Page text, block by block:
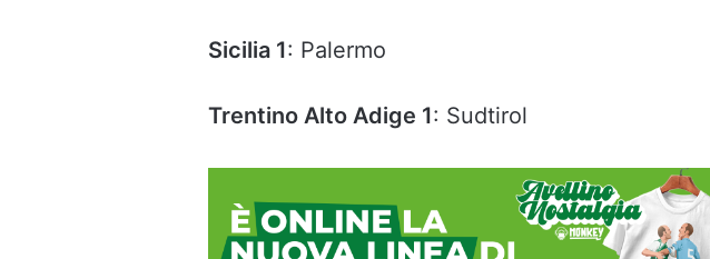
Sicilia 1: Palermo
Trentino Alto Adige 1: Sudtirol